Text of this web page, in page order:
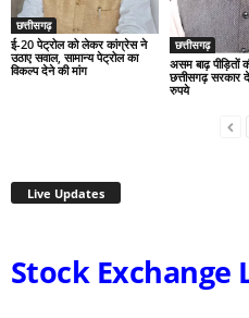
छत्तीसगढ़
ई-20 पेट्रोल को लेकर कांग्रेस ने
उठाए सवाल, सामान्य पेट्रोल का
विकल्प देने की मांग
छत्तीसगढ़
असम बाढ़ पीड़ितों
छत्तीसगढ़ सरकार
रुपये
Live Updates
Stock Exchange